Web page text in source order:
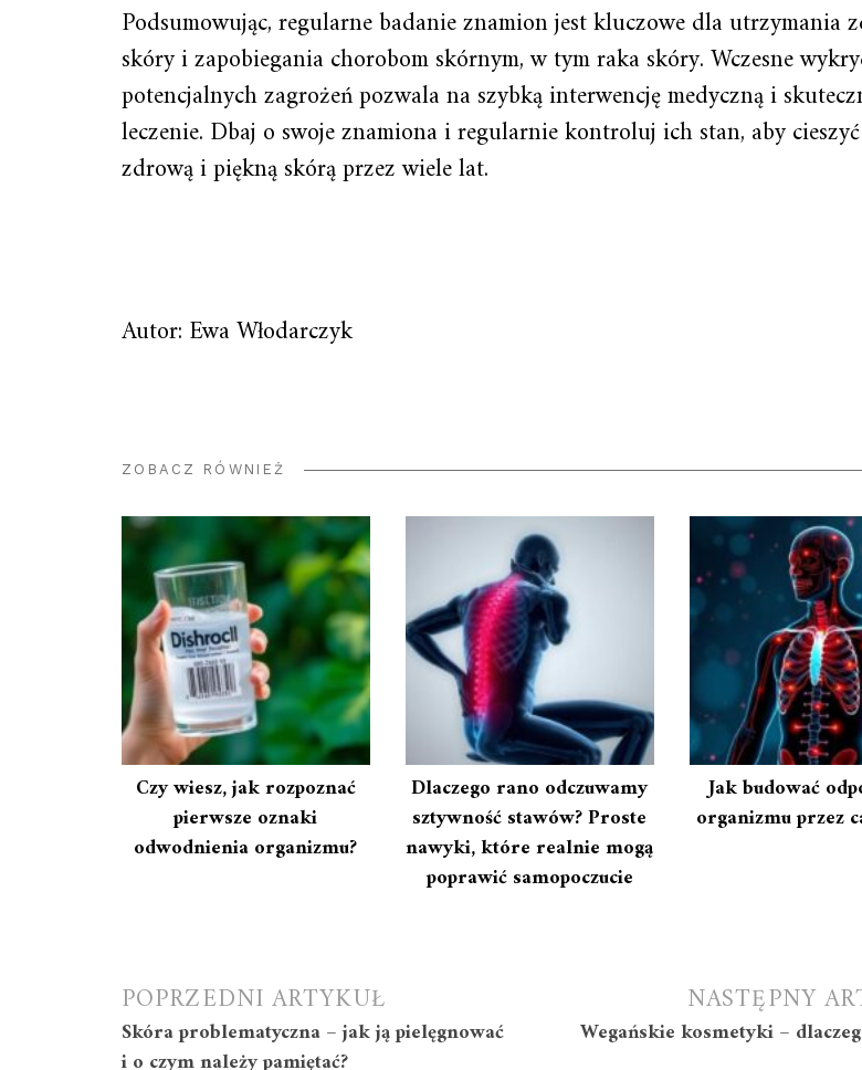
Podsumowując, regularne badanie znamion jest kluczowe dla utrzymania
skóry i zapobiegania chorobom skórnym, w tym raka skóry. Wczesne
potencjalnych zagrożeń pozwala na szybką interwencję medyczną i
leczenie. Dbaj o swoje znamiona i regularnie kontroluj ich stan, aby
zdrową i piękną skórą przez wiele lat.
Autor: Ewa Włodarczyk
ZOBACZ RÓWNIEŻ
Czy wiesz, jak rozpoznać
pierwsze oznaki
odwodnienia organizmu?
Dlaczego rano odczuwamy
sztywność stawów? Proste
nawyki, które realnie mogą
poprawić samopoczucie
Jak budować
organizmu przez
Nawigacja
wpisu
POPRZEDNI ARTYKUŁ
Skóra problematyczna – jak ją pielęgnować
i o czym należy pamiętać?
NASTĘPNY
Wegańskie kosmetyki –